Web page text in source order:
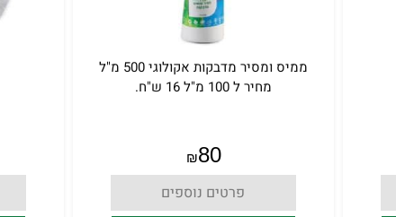
ממיס ומסיר מדבקות אקולוגי 500 מ"ל
מחיר ל 100 מ"ל 16 ש"ח.
₪80
פרטים נוספים